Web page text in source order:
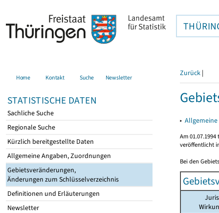
Home Kontakt Suche Newsletter
STATISTISCHE DATEN
Sachliche Suche
Regionale Suche
Kürzlich bereitgestellte Daten
Allgemeine Angaben, Zuordnungen
Gebietsveränderungen,
Änderungen zum Schlüsselverzeichnis
Definitionen und Erläuterungen
Newsletter
Zurück |
▸
Am
veröffentlicht
Bei den